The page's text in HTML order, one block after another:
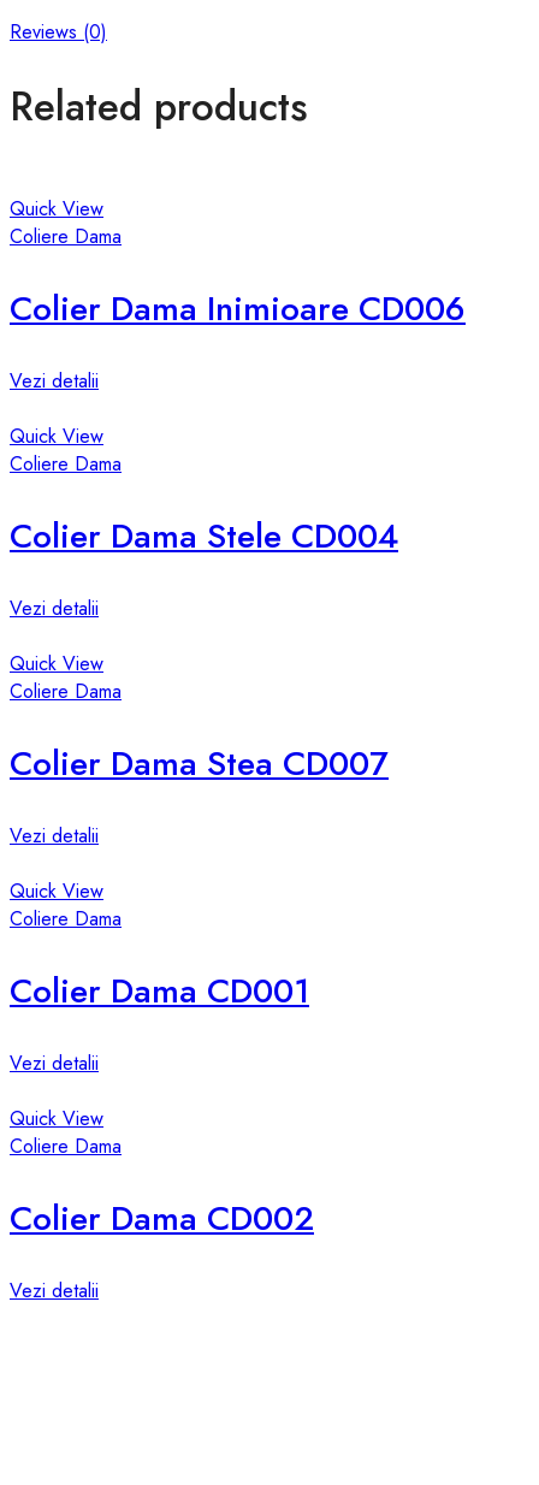
Reviews (0)
Related products
Quick View
Coliere Dama
Colier Dama Inimioare CD006
Vezi detalii
Quick View
Coliere Dama
Colier Dama Stele CD004
Vezi detalii
Quick View
Coliere Dama
Colier Dama Stea CD007
Vezi detalii
Quick View
Coliere Dama
Colier Dama CD001
Vezi detalii
Quick View
Coliere Dama
Colier Dama CD002
Vezi detalii